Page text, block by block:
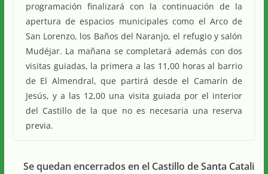
programación finalizará con la continuación de la
apertura de espacios municipales como el Arco de
San Lorenzo, los Baños del Naranjo, el refugio y salón
Mudéjar. La mañana se completará además con dos
visitas guiadas, la primera a las 11,00 horas al barrio
de El Almendral, que partirá desde el Camarín de
Jesús, y a las 12,00 una visita guiada por el interior
del Castillo de la que no es necesaria una reserva
previa.
Se quedan encerrados en el Castillo de Santa Catali